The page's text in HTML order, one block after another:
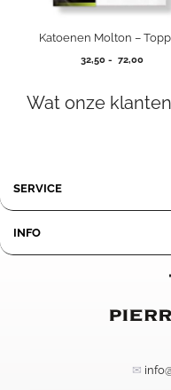
Katoenen Molton –
32,50 - 72,00
72,00
Wat onze
SERVICE
INFO
✉